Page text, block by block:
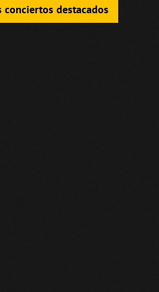
conciertos destacados